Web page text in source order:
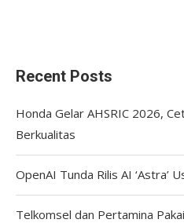
Recent Posts
Honda Gelar AHSRIC 2026,
Berkualitas
OpenAI Tunda Rilis AI ‘Astra’
Telkomsel dan Pertamina